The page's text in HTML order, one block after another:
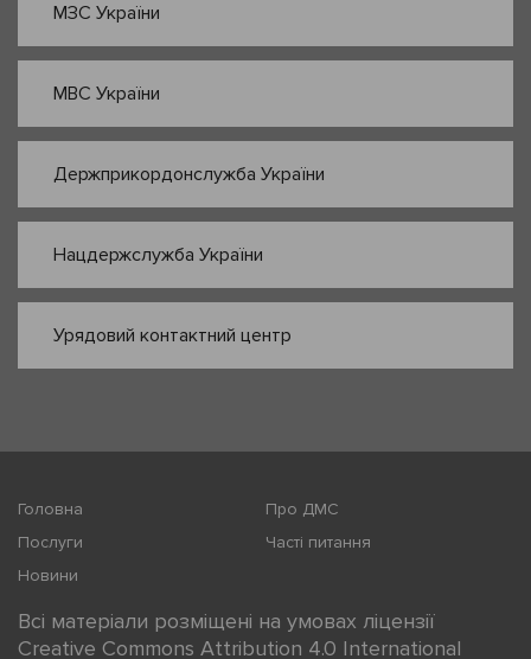
МЗС України
МВС України
Держприкордонслужба України
Нацдержслужба України
Урядовий контактний центр
Головна
Про ДМС
Послуги
Часті питання
Новини
Всі матеріали розміщені на умовах ліцензії
Creative Commons Attribution 4.0 International